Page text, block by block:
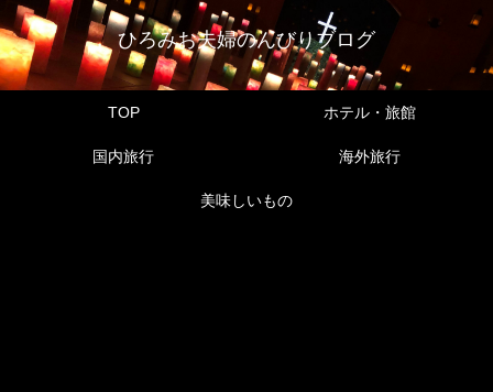
ひろみお夫婦のんびりブログ
TOP ホテル・旅館
国内旅行 海外旅行
美味しいもの